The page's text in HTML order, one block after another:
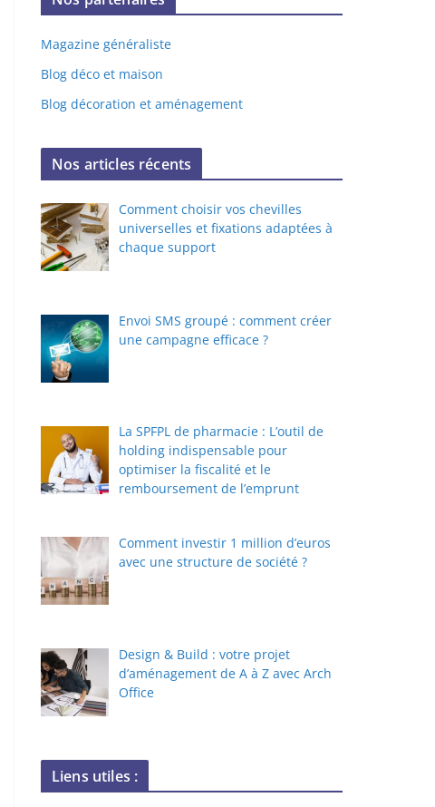
Magazine généraliste
Blog déco et maison
Blog décoration et aménagement
Nos articles récents
Comment choisir vos chevilles
universelles et fixations adaptées à
chaque support
Envoi SMS groupé : comment créer
une campagne efficace ?
La SPFPL de pharmacie : L’outil de
holding indispensable pour
optimiser la fiscalité et le
remboursement de l’emprunt
Comment investir 1 million d’euros
avec une structure de société ?
Design & Build : votre projet
d’aménagement de A à Z avec Arch
Office
Liens utiles :